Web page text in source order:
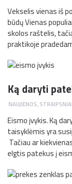
Vekselis vienas iš
būdų Vienas
skolos raštelis,
praktikoje
Ką daryti
NAUJIENOS, STRAIPSNIAI
Eismo įvykis. Ką
taisyklėmis yra
Tačiau ar
elgtis patekus į